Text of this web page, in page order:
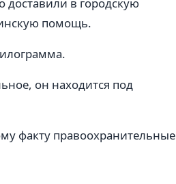
помощь.
он находится под
факту правоохранительные